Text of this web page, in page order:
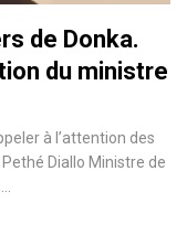
de Donka.
du ministre
à l’attention des
Diallo Ministre de